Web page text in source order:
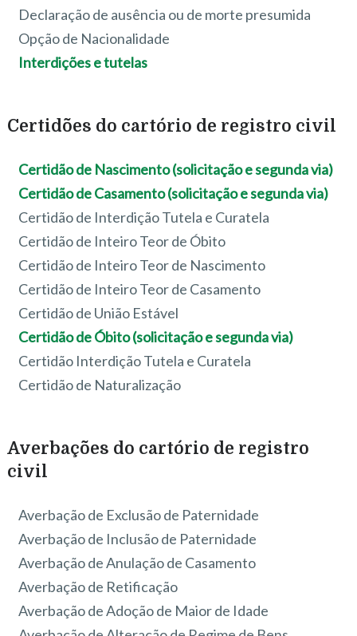
Declaração de ausência ou de morte presumida
Opção de Nacionalidade
Interdições e tutelas
Certidões do cartório de registro civil
Certidão de Nascimento (solicitação e segunda via)
Certidão de Casamento (solicitação e segunda via)
Certidão de Interdição Tutela e Curatela
Certidão de Inteiro Teor de Óbito
Certidão de Inteiro Teor de Nascimento
Certidão de Inteiro Teor de Casamento
Certidão de União Estável
Certidão de Óbito (solicitação e segunda via)
Certidão Interdição Tutela e Curatela
Certidão de Naturalização
Averbações do cartório de registro
civil
Averbação de Exclusão de Paternidade
Averbação de Inclusão de Paternidade
Averbação de Anulação de Casamento
Averbação de Retificação
Averbação de Adoção de Maior de Idade